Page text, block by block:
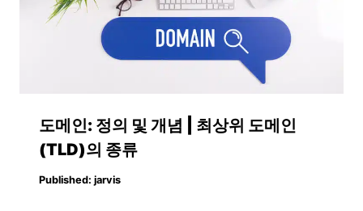
도메인: 정의 및 개념 | 최상위 도메인
(TLD)의 종류
Published: jarvis